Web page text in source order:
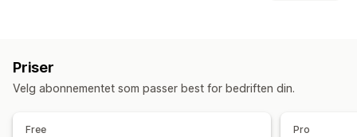
Priser
Velg abonnementet som passer best for bedriften din.
Free Pro